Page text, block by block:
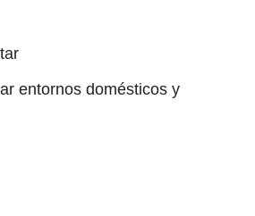
entornos domésticos y